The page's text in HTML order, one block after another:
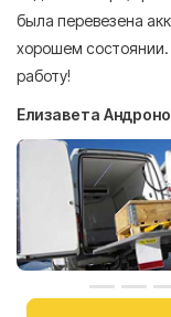
была перевезена
хорошем
работу!
Елизавета